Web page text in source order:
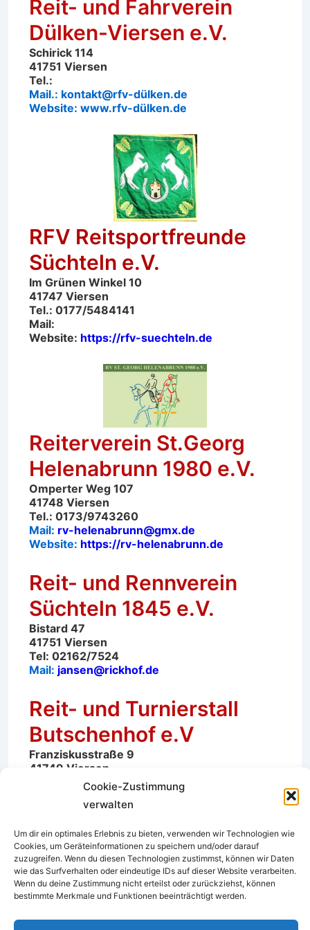
Cookie-Zustimmung
verwalten
Um dir ein optimales Erlebnis zu bieten, verwenden wir Technologien wie
Cookies, um Geräteinformationen zu speichern und/oder darauf
zuzugreifen. Wenn du diesen Technologien zustimmst, können wir Daten
wie das Surfverhalten oder eindeutige IDs auf dieser Website verarbeiten.
Wenn du deine Zustimmung nicht erteilst oder zurückziehst, können
bestimmte Merkmale und Funktionen beeinträchtigt werden.
Reit- und Fahrverein
Dülken-Viersen e.V.
Schirick 114
41751 Viersen
Tel.:
Mail.: kontakt@rfv-dülken.de
Website: www.rfv-dülken.de
RFV Reitsportfreunde
Süchteln e.V.
Im Grünen Winkel 10
41747 Viersen
Tel.: 0177/5484141
Mail:
Website: https://rfv-suechteln.de
Reiterverein St.Georg
Helenabrunn 1980 e.V.
Omperter Weg 107
41748 Viersen
Tel.: 0173/9743260
Mail: rv-helenabrunn@gmx.de
Website: https://rv-helenabrunn.de
Reit- und Rennverein
Süchteln 1845 e.V.
Bistard 47
41751 Viersen
Tel: 02162/7524
Mail: jansen@rickhof.de
Reit- und Turnierstall
Butschenhof e.V
Franziskusstraße 9
41749 Viersen
Tel: 02162/6272
Suchen
Suchen